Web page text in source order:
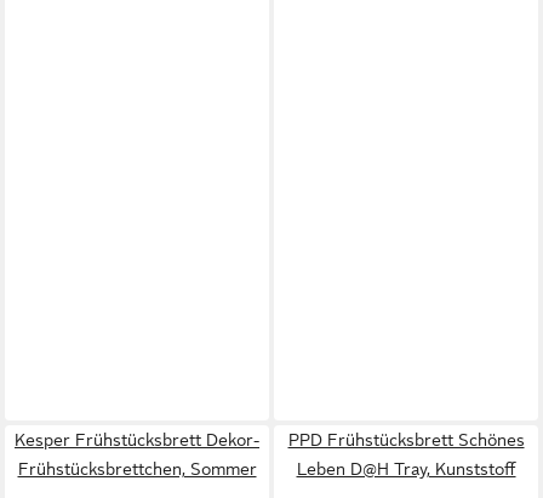
Kesper Frühstücksbrett Dekor-
Frühstücksbrettchen, Sommer
PPD Frühstücksbrett Schönes
Leben D@H Tray, Kunststoff